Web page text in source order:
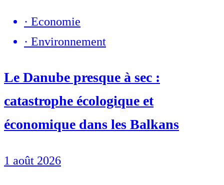
· Economie
· Environnement
Le Danube presque à sec :
catastrophe écologique et
économique dans les Balkans
1 août 2026